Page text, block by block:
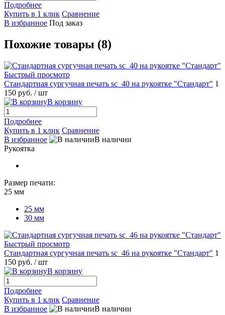
Подробнее
Купить в 1 клик Сравнение
В избранное Под заказ
Похожие товары (8)
Быстрый просмотр
Стандартная сургучная печать sc_40 на рукоятке "Стандарт" 1
150 руб. / шт
В корзину
Подробнее
Купить в 1 клик Сравнение
В избранное
В наличии
Рукоятка
Размер печати:
25 мм
25 мм
30 мм
Быстрый просмотр
Стандартная сургучная печать sc_46 на рукоятке "Стандарт" 1
150 руб. / шт
В корзину
Подробнее
Купить в 1 клик Сравнение
В избранное
В наличии